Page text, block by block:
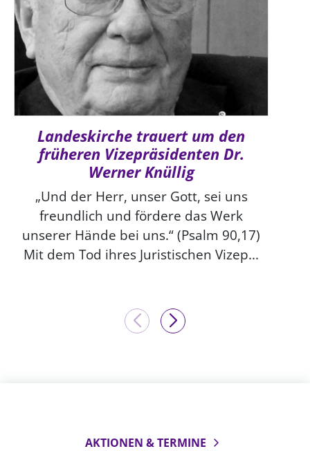
Landeskirche trauert um den
früheren Vizepräsidenten Dr.
Werner Knüllig
„Und der Herr, unser Gott, sei uns
freundlich und fördere das Werk
unserer Hände bei uns.“ (Psalm 90,17)
Mit dem Tod ihres Juristischen Vizep...
AKTIONEN & TERMINE